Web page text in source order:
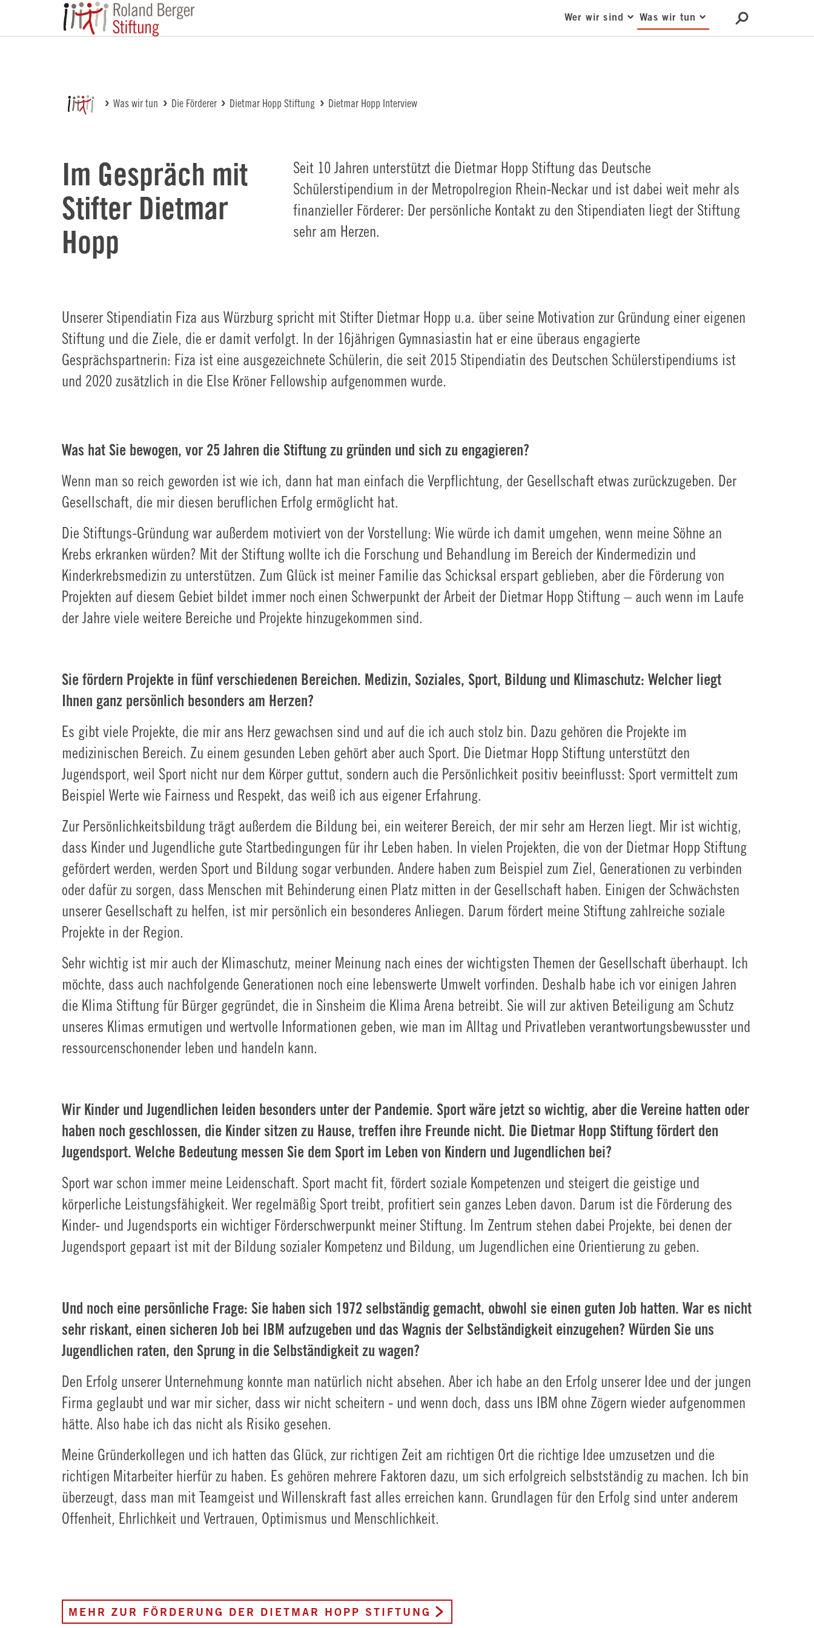
Roland Berger Stiftung Logo Wer wir sind Was wir tun
Was wir tun Die Förderer Dietmar Hopp Stiftung Dietmar Hopp Interview
Im Gespräch mit
Stifter Dietmar
Hopp
Seit 10 Jahren unterstützt die Dietmar Hopp Stiftung das Deutsche
Schülerstipendium in der Metropolregion Rhein-Neckar und ist dabei weit mehr als
finanzieller Förderer: Der persönliche Kontakt zu den Stipendiaten liegt der Stiftung
sehr am Herzen.
Unserer Stipendiatin Fiza aus Würzburg spricht mit Stifter Dietmar Hopp u.a. über seine Motivation zur Gründung einer eigenen
Stiftung und die Ziele, die er damit verfolgt. In der 16jährigen Gymnasiastin hat er eine überaus engagierte
Gesprächspartnerin: Fiza ist eine ausgezeichnete Schülerin, die seit 2015 Stipendiatin des Deutschen Schülerstipendiums ist
und 2020 zusätzlich in die Else Kröner Fellowship aufgenommen wurde.
Was hat Sie bewogen, vor 25 Jahren die Stiftung zu gründen und sich zu engagieren?
Wenn man so reich geworden ist wie ich, dann hat man einfach die Verpflichtung, der Gesellschaft etwas zurückzugeben. Der
Gesellschaft, die mir diesen beruflichen Erfolg ermöglicht hat.
Die Stiftungs-Gründung war außerdem motiviert von der Vorstellung: Wie würde ich damit umgehen, wenn meine Söhne an
Krebs erkranken würden? Mit der Stiftung wollte ich die Forschung und Behandlung im Bereich der Kindermedizin und
Kinderkrebsmedizin zu unterstützen. Zum Glück ist meiner Familie das Schicksal erspart geblieben, aber die Förderung von
Projekten auf diesem Gebiet bildet immer noch einen Schwerpunkt der Arbeit der Dietmar Hopp Stiftung – auch wenn im Laufe
der Jahre viele weitere Bereiche und Projekte hinzugekommen sind.
Sie fördern Projekte in fünf verschiedenen Bereichen. Medizin, Soziales, Sport, Bildung und Klimaschutz: Welcher liegt
Ihnen ganz persönlich besonders am Herzen?
Es gibt viele Projekte, die mir ans Herz gewachsen sind und auf die ich auch stolz bin. Dazu gehören die Projekte im
medizinischen Bereich. Zu einem gesunden Leben gehört aber auch Sport. Die Dietmar Hopp Stiftung unterstützt den
Jugendsport, weil Sport nicht nur dem Körper guttut, sondern auch die Persönlichkeit positiv beeinflusst: Sport vermittelt zum
Beispiel Werte wie Fairness und Respekt, das weiß ich aus eigener Erfahrung.
Zur Persönlichkeitsbildung trägt außerdem die Bildung bei, ein weiterer Bereich, der mir sehr am Herzen liegt. Mir ist wichtig,
dass Kinder und Jugendliche gute Startbedingungen für ihr Leben haben. In vielen Projekten, die von der Dietmar Hopp Stiftung
gefördert werden, werden Sport und Bildung sogar verbunden. Andere haben zum Beispiel zum Ziel, Generationen zu verbinden
oder dafür zu sorgen, dass Menschen mit Behinderung einen Platz mitten in der Gesellschaft haben. Einigen der Schwächsten
unserer Gesellschaft zu helfen, ist mir persönlich ein besonderes Anliegen. Darum fördert meine Stiftung zahlreiche soziale
Projekte in der Region.
Sehr wichtig ist mir auch der Klimaschutz, meiner Meinung nach eines der wichtigsten Themen der Gesellschaft überhaupt. Ich
möchte, dass auch nachfolgende Generationen noch eine lebenswerte Umwelt vorfinden. Deshalb habe ich vor einigen Jahren
die Klima Stiftung für Bürger gegründet, die in Sinsheim die Klima Arena betreibt. Sie will zur aktiven Beteiligung am Schutz
unseres Klimas ermutigen und wertvolle Informationen geben, wie man im Alltag und Privatleben verantwortungsbewusster und
ressourcenschonender leben und handeln kann.
Wir Kinder und Jugendlichen leiden besonders unter der Pandemie. Sport wäre jetzt so wichtig, aber die Vereine hatten oder
haben noch geschlossen, die Kinder sitzen zu Hause, treffen ihre Freunde nicht. Die Dietmar Hopp Stiftung fördert den
Jugendsport. Welche Bedeutung messen Sie dem Sport im Leben von Kindern und Jugendlichen bei?
Sport war schon immer meine Leidenschaft. Sport macht fit, fördert soziale Kompetenzen und steigert die geistige und
körperliche Leistungsfähigkeit. Wer regelmäßig Sport treibt, profitiert sein ganzes Leben davon. Darum ist die Förderung des
Kinder- und Jugendsports ein wichtiger Förderschwerpunkt meiner Stiftung. Im Zentrum stehen dabei Projekte, bei denen der
Jugendsport gepaart ist mit der Bildung sozialer Kompetenz und Bildung, um Jugendlichen eine Orientierung zu geben.
Und noch eine persönliche Frage: Sie haben sich 1972 selbständig gemacht, obwohl sie einen guten Job hatten. War es nicht
sehr riskant, einen sicheren Job bei IBM aufzugeben und das Wagnis der Selbständigkeit einzugehen? Würden Sie uns
Jugendlichen raten, den Sprung in die Selbständigkeit zu wagen?
Den Erfolg unserer Unternehmung konnte man natürlich nicht absehen. Aber ich habe an den Erfolg unserer Idee und der jungen
Firma geglaubt und war mir sicher, dass wir nicht scheitern - und wenn doch, dass uns IBM ohne Zögern wieder aufgenommen
hätte. Also habe ich das nicht als Risiko gesehen.
Meine Gründerkollegen und ich hatten das Glück, zur richtigen Zeit am richtigen Ort die richtige Idee umzusetzen und die
richtigen Mitarbeiter hierfür zu haben. Es gehören mehrere Faktoren dazu, um sich erfolgreich selbstständig zu machen. Ich bin
überzeugt, dass man mit Teamgeist und Willenskraft fast alles erreichen kann. Grundlagen für den Erfolg sind unter anderem
Offenheit, Ehrlichkeit und Vertrauen, Optimismus und Menschlichkeit.
MEHR ZUR FÖRDERUNG DER DIETMAR HOPP STIFTUNG